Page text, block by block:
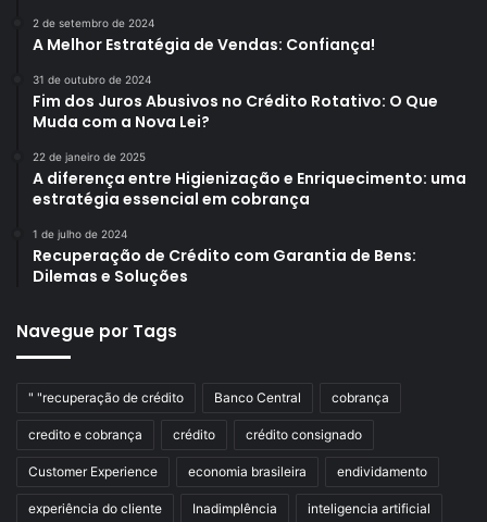
2 de setembro de 2024
A Melhor Estratégia de Vendas: Confiança!
31 de outubro de 2024
Fim dos Juros Abusivos no Crédito Rotativo: O Que
Muda com a Nova Lei?
22 de janeiro de 2025
A diferença entre Higienização e Enriquecimento: uma
estratégia essencial em cobrança
1 de julho de 2024
Recuperação de Crédito com Garantia de Bens:
Dilemas e Soluções
Navegue por Tags
" "recuperação de crédito Banco Central cobrança
credito e cobrança crédito crédito consignado
Customer Experience economia brasileira endividamento
experiência do cliente Inadimplência inteligencia artificial